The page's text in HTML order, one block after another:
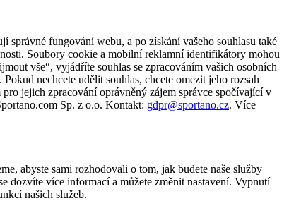
fungování webu, a po získání vašeho souhlasu také
Soubory cookie a mobilní reklamní identifikátory mohou
vše“, vyjádříte souhlas se zpracováním vašich osobních
nechcete udělit souhlas, chcete omezit jeho rozsah
jejich zpracování oprávněný zájem správce spočívající v
Sp. z o.o. Kontakt: gdpr@sportano.cz. Více
abyste sami rozhodovali o tom, jak budete naše služby
více informací a můžete změnit nastavení. Vypnutí
našich služeb.